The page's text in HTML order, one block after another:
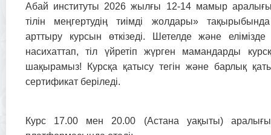
Абай институты 2026 жылғы 12-14 мамыр
тілін меңгертудің тиімді жолдары» тақырыбында
арттыру курсын өткізеді. Шетелде және елімізде
насихаттап, тіл үйретіп жүрген мамандарды
шақырамыз! Курсқа қатысу тегін және барлық
сертификат беріледі.
Курс 17.00 мен 20.00 (Астана уақыты)